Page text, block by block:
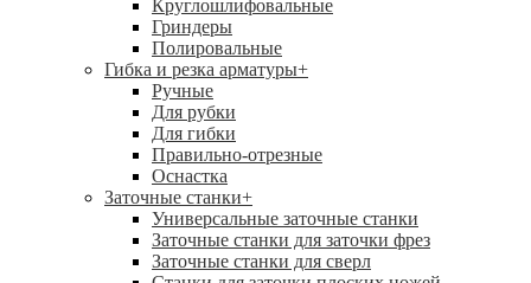
Круглошлифовальные
Гриндеры
Полировальные
Гибка и резка арматуры+
Ручные
Для рубки
Для гибки
Правильно-отрезные
Оснастка
Заточные станки+
Универсальные заточные станки
Заточные станки для заточки фрез
Заточные станки для сверл